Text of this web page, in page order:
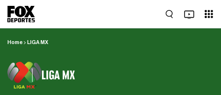
Home LIGA MX
LIGA MX